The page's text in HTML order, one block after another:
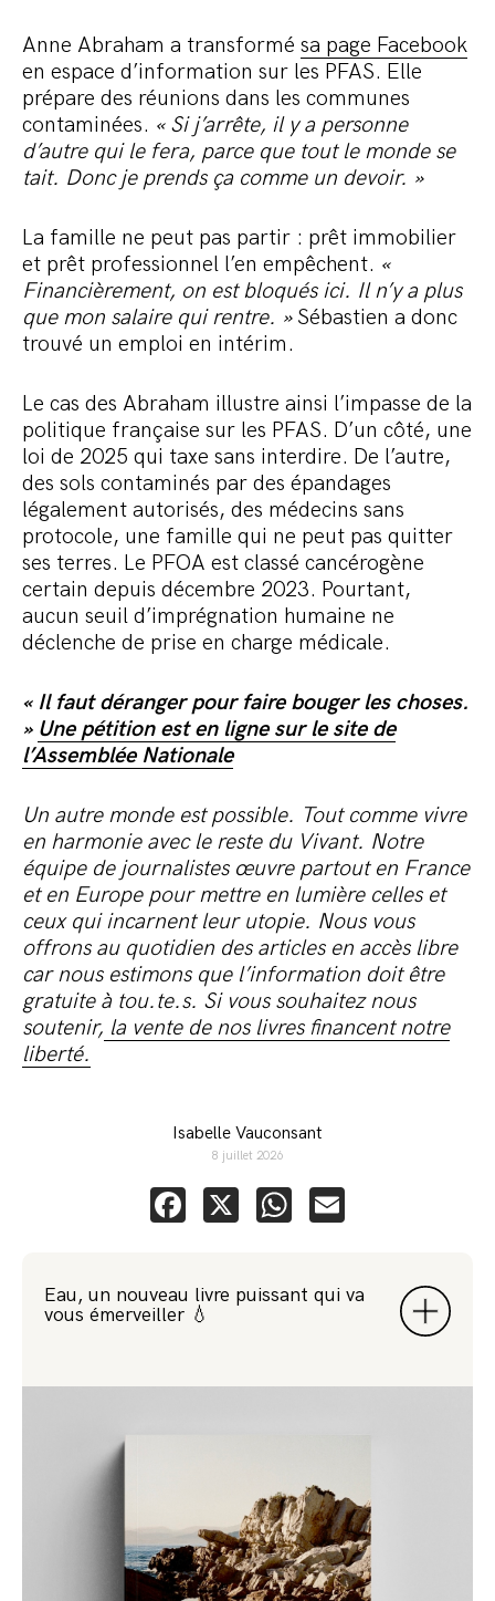
Anne Abraham a transformé sa page Facebook
en espace d’information sur les PFAS. Elle
prépare des réunions dans les communes
contaminées. « Si j’arrête, il y a personne
d’autre qui le fera, parce que tout le monde se
tait. Donc je prends ça comme un devoir. »
La famille ne peut pas partir : prêt immobilier
et prêt professionnel l’en empêchent. «
Financièrement, on est bloqués ici. Il n’y a plus
que mon salaire qui rentre. »Sébastien a donc
trouvé un emploi en intérim.
Le cas des Abraham illustre ainsi l’impasse de la
politique française sur les PFAS. D’un côté, une
loi de 2025 qui taxe sans interdire. De l’autre,
des sols contaminés par des épandages
légalement autorisés, des médecins sans
protocole, une famille qui ne peut pas quitter
ses terres. Le PFOA est classé cancérogène
certain depuis décembre 2023. Pourtant,
aucun seuil d’imprégnation humaine ne
déclenche de prise en charge médicale.
« Il faut déranger pour faire bouger les choses.
» Une pétition est en ligne sur le site de
l’Assemblée Nationale
Un autre monde est possible. Tout comme vivre
en harmonie avec le reste du Vivant. Notre
équipe de journalistes œuvre partout en France
et en Europe pour mettre en lumière celles et
ceux qui incarnent leur utopie. Nous vous
offrons au quotidien des articles en accès libre
car nous estimons que l’information doit être
gratuite à tou.te.s. Si vous souhaitez nous
soutenir, la vente de nos livres financent notre
liberté.
Isabelle Vauconsant
8 juillet 2026
Facebook
X WhatsApp
Eau, un nouveau livre puissant qui va
vous émerveiller 💧